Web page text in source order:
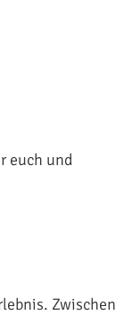
euch und
Zwischen